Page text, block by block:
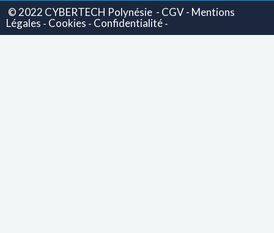
© 2022 CYBERTECH Polynésie - CGV - Mentions
Légales - Cookies - Confidentialité -